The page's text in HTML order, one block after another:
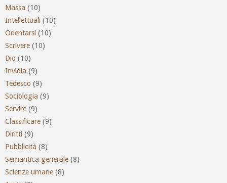
Massa (10)
Intellettuali (10)
Orientarsi (10)
Scrivere (10)
Dio (10)
Invidia (9)
Tedesco (9)
Sociologia (9)
Servire (9)
Classificare (9)
Diritti (9)
Pubblicità (8)
Semantica generale (8)
Scienze umane (8)